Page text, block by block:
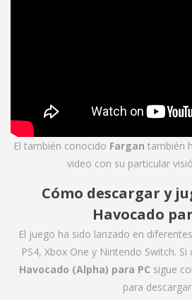
El también conocido Fargan también
video con su particular
Cómo descargar y
Havocado
El juego ha sido lanzado en
PS4, Xbox One y Nintendo Switch. Si
Havocado (Alpha) para PC sigue
para descargar: